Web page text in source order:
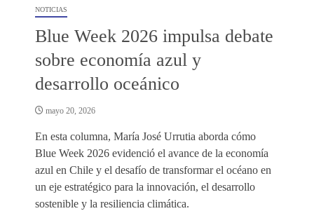
NOTICIAS
Blue Week 2026 impulsa debate
sobre economía azul y
desarrollo oceánico
mayo 20, 2026
En esta columna, María José Urrutia aborda cómo
Blue Week 2026 evidenció el avance de la economía
azul en Chile y el desafío de transformar el océano en
un eje estratégico para la innovación, el desarrollo
sostenible y la resiliencia climática.